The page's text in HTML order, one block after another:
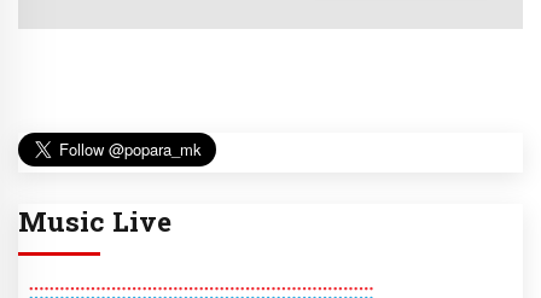
Music Live